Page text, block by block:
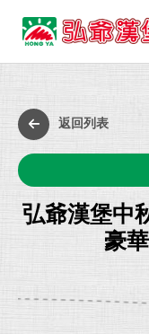
弘
爺
國
企
業
股
份
有
限
消
返回列表
弘爺漢堡中
豪